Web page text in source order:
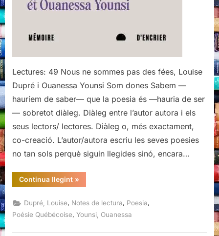
Lectures: 49 Nous ne sommes pas des fées, Louise
Dupré i Ouanessa Younsi Som dones Sabem —
hauríem de saber— que la poesia és —hauria de ser
— sobretot diàleg. Diàleg entre l’autor autora i els
seus lectors/ lectores. Diàleg o, més exactament,
co-creació. L’autor/autora escriu les seves poesies
no tan sols perquè siguin llegides sinó, encara…
Continua llegint“Nous
ne
pas
des
fées,
Louise
et
»
Dupré, Louise, Notes de lectura, Poesia,
Poésie Québécoise, Younsi, Ouanessa